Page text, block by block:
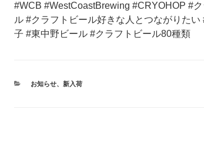
#WCB #WestCoastBrewing #CRYOHOP #
ル #クラフトビール好きな人とつながりた
子 #東中野ビール #クラフトビール80種類
カ
お知らせ、 新入荷